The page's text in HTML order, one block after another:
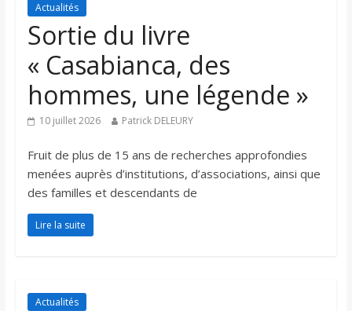
Actualités
Sortie du livre
« Casabianca, des
hommes, une légende »
10 juillet 2026 Patrick DELEURY
Fruit de plus de 15 ans de recherches approfondies
menées auprès d’institutions, d’associations, ainsi que
des familles et descendants de
Lire la suite
Actualités